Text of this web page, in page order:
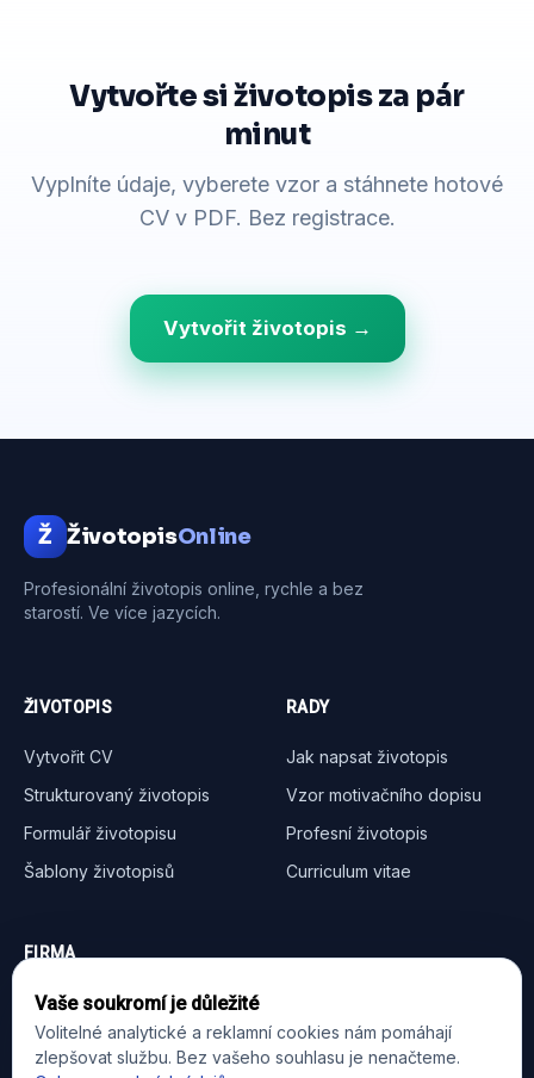
Vytvořte si životopis za pár
minut
Vyplníte údaje, vyberete vzor a stáhnete hotové
CV v PDF. Bez registrace.
Vytvořit životopis →
Ž ŽivotopisOnline
Profesionální životopis online, rychle a bez
starostí. Ve více jazycích.
ŽIVOTOPIS
Vytvořit CV
Strukturovaný životopis
Formulář životopisu
Šablony životopisů
RADY
Jak napsat životopis
Vzor motivačního dopisu
Profesní životopis
Curriculum vitae
FIRMA
O nás
Spolupráce
Vaše soukromí je důležité
Volitelné analytické a reklamní cookies nám pomáhají
zlepšovat službu. Bez vašeho souhlasu je nenačteme.